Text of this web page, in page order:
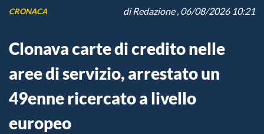
CRONACA diRedazione, 06/08/2026 10:21
Clonava carte di credito nelle
aree di servizio, arrestato un
49enne ricercato a livello
europeo